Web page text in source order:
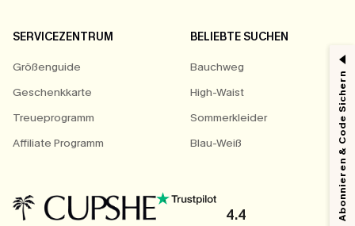
SERVICEZENTRUM
Größenguide
Geschenkkarte
Treueprogramm
Affiliate Programm
BELIEBTE SUCHEN
Bauchweg
High-Waist
Sommerkleider
Blau-Weiß
4.4 Abonnieren & Code Sichern